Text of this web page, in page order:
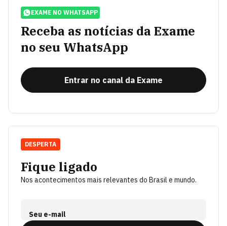
EXAME NO WHATSAPP
Receba as notícias da Exame
no seu WhatsApp
Entrar no canal da Exame
Fique ligado
Nos acontecimentos mais relevantes do Brasil e mundo.
Seu e-mail
DESPERTA